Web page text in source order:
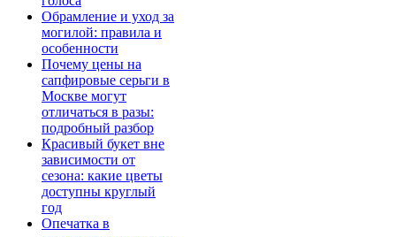
Обрамление и уход за
могилой: правила и
особенности
Почему цены на
сапфировые серьги в
Москве могут
отличаться в разы:
подробный разбор
Красивый букет вне
зависимости от
сезона: какие цветы
доступны круглый
год
Опечатка в